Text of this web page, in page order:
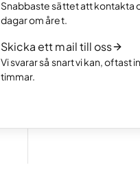
Snabbaste sättet att kontakta
dagar om året.
Skicka ett mail till oss
Vi svarar så snart vi kan, oftast
timmar.
Visa upp din bästa
Starta en webshop
Öppna din egen